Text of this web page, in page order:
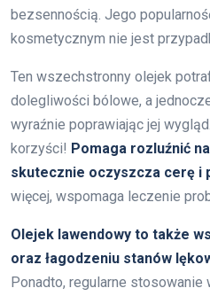
bezsennością. Jego
kosmetycznym nie jest
Ten wszechstronny olejek
dolegliwości bólowe, a
wyraźnie poprawiając jej
korzyści! Pomaga rozluźnić
skutecznie oczyszcza cerę i
więcej, wspomaga leczenie
Olejek lawendowy to także
oraz łagodzeniu stanów
Ponadto, regularne stosowanie